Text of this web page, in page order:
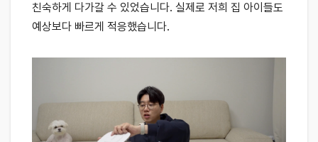
친숙하게 다가갈 수 있었습니다. 실제로 저희 집 아이들도
예상보다 빠르게 적응했습니다.